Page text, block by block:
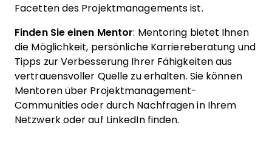
Facetten des Projektmanagements ist.
Finden Sie einen Mentor: Mentoring bietet Ihnen
die Möglichkeit, persönliche Karriereberatung und
Tipps zur Verbesserung Ihrer Fähigkeiten aus
vertrauensvoller Quelle zu erhalten. Sie können
Mentoren über Projektmanagement-
Communities oder durch Nachfragen in Ihrem
Netzwerk oder auf LinkedIn finden.